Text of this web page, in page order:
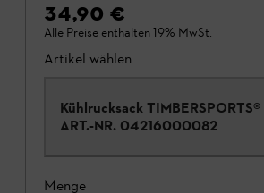
34,90 €
Alle Preise enthalten 19% MwSt.
Artikel wählen
Kühlrucksack TIMBERSPORTS®
ART.-NR. 04216000082
Menge